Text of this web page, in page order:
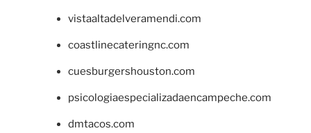
vistaaltadelveramendi.com
coastlinecateringnc.com
cuesburgershouston.com
psicologiaespecializadaencampeche.com
dmtacos.com